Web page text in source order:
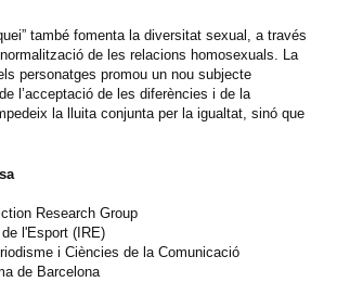
també fomenta la diversitat sexual, a través
de les relacions homosexuals. La
personatges promou un nou subjecte
l’acceptació de les diferències i de la
la lluita conjunta per la igualtat, sinó que
Research Group
l'Esport (IRE)
i Ciències de la Comunicació
de Barcelona